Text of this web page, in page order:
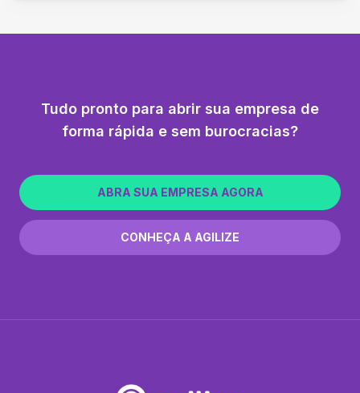
Tudo pronto para abrir sua empresa de
forma rápida e sem burocracias?
ABRA SUA EMPRESA AGORA
CONHEÇA A AGILIZE